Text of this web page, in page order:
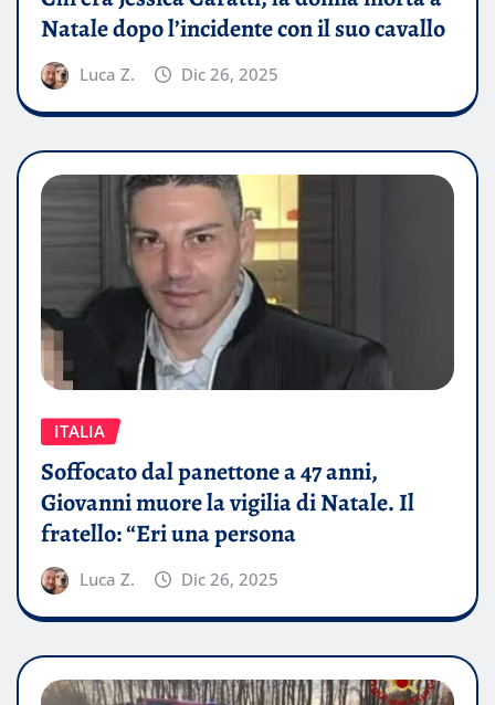
Natale dopo l’incidente con il suo cavallo
Luca Z. Dic 26, 2025
ITALIA
Soffocato dal panettone a 47 anni,
Giovanni muore la vigilia di Natale. Il
fratello: “Eri una persona
Luca Z. Dic 26, 2025